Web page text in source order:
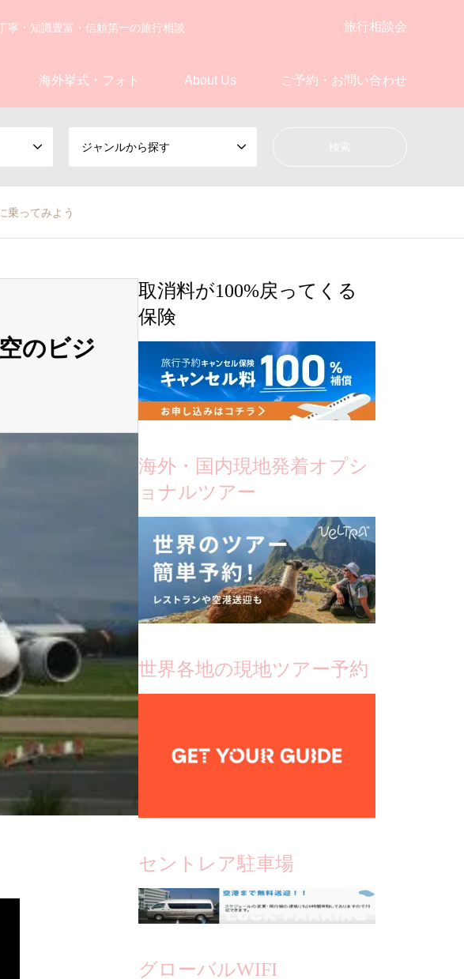
寧・知識豊富・信頼第一の旅行相談 旅行相談会
海外挙式・フォト About Us ご予約・お問い合わせ
ジャンルから探す
乗ってみよう
のビジ
取消料が100%戻ってくる
保険
海外・国内現地発着オプシ
ョナルツアー
世界各地の現地ツアー予約
セントレア駐車場
グローバルWIFI